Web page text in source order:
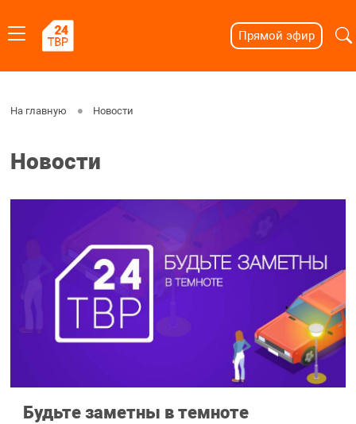
Прямой эфир
На главную Новости
Новости
Будьте заметны в темноте